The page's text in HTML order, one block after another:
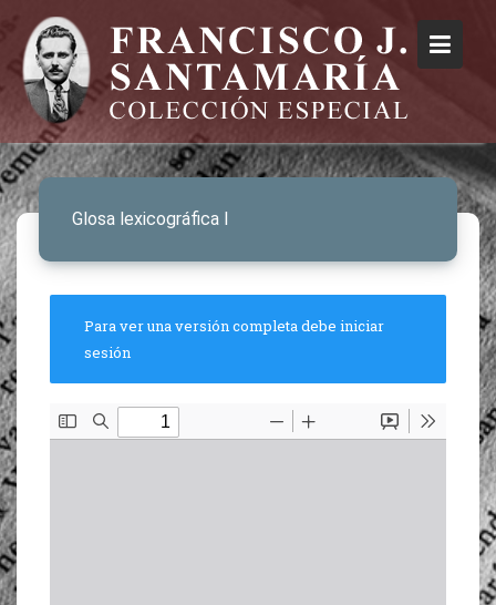
Glosa lexicográfica I
Para ver una versión completa debe iniciar
sesión